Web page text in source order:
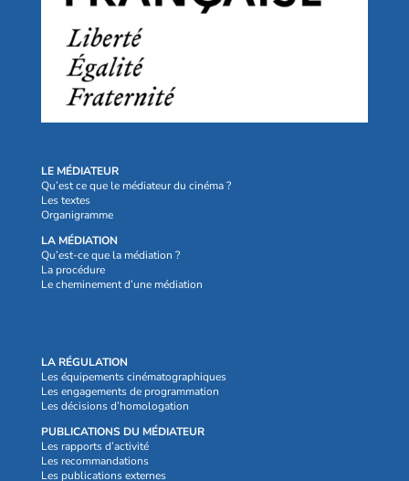
LE MÉDIATEUR
Qu’est ce que le médiateur du cinéma ?
Les textes
Organigramme
LA MÉDIATION
Qu’est-ce que la médiation ?
La procédure
Le cheminement d’une médiation
LA RÉGULATION
Les équipements cinématographiques
Les engagements de programmation
Les décisions d’homologation
PUBLICATIONS DU MÉDIATEUR
Les rapports d’activité
Les recommandations
Les publications externes